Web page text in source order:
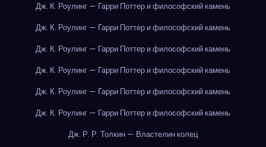
Дж. К. Роулинг — Гарри Поттер и философский камень
Дж. К. Роулинг — Гарри Поттер и философский камень
Дж. К. Роулинг — Гарри Поттер и философский камень
Дж. К. Роулинг — Гарри Поттер и философский камень
Дж. К. Роулинг — Гарри Поттер и философский камень
Дж. К. Роулинг — Гарри Поттер и философский камень
Дж. Р. Р. Толкин — Властелин колец